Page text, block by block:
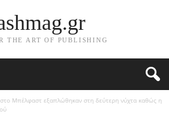
THE ART OF PUBLISHING
στο Μπέλφαστ εξαπλώθηκαν στη δεύτερη νύχτα καθώς η